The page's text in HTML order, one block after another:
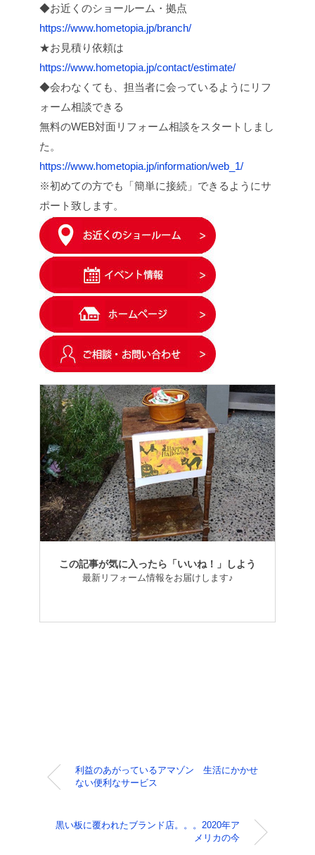
◆お近くのショールーム・拠点
https://www.hometopia.jp/branch/
★お見積り依頼は
https://www.hometopia.jp/contact/estimate/
◆会わなくても、担当者に会っているようにリフ
ォーム相談できる
無料のWEB対面リフォーム相談をスタートしまし
た。
https://www.hometopia.jp/information/web_1/
※初めての方でも「簡単に接続」できるようにサ
ポート致します。
この記事が気に入ったら「いいね！」しよう
最新リフォーム情報をお届けします♪
利益のあがっているアマゾン 生活にかかせ
ない便利なサービス
黒い板に覆われたブランド店。。。2020年ア
メリカの今